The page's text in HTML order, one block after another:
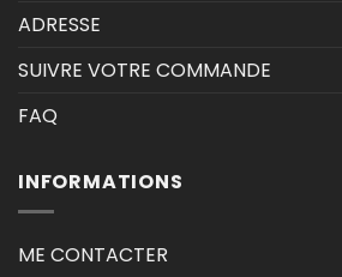
ADRESSE
SUIVRE VOTRE COMMANDE
FAQ
INFORMATIONS
ME CONTACTER